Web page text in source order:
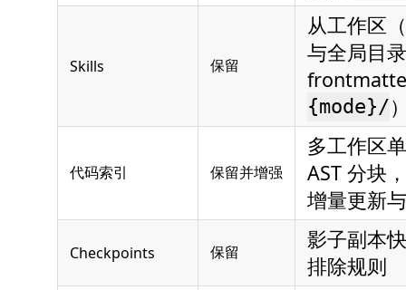
Skills 保留
从工作区（
与全局目
{mode}/
代码索引 保留并增强
多工作区
AST 分块
增量更新
Checkpoints 保留
影子副本
排除规则